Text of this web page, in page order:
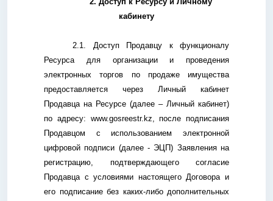
кабинету
2.1. Доступ Продавцу к функционалу
Ресурса для организации и проведения
электронных торгов по продаже имущества
предоставляется через Личный кабинет
Продавца на Ресурсе (далее – Личный кабинет)
по адресу: www.gosreestr.kz, после подписания
Продавцом с использованием электронной
цифровой подписи (далее - ЭЦП) Заявления на
регистрацию, подтверждающего согласие
Продавца с условиями настоящего Договора и
его подписание без каких-либо дополнительных